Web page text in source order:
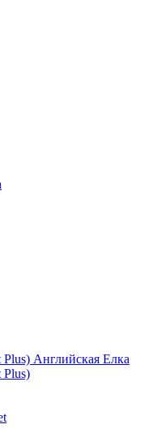
Plus) Английская Елка
Plus)